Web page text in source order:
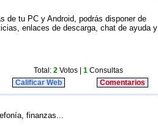
de tu PC y Android, podrás disponer de
enlaces de descarga, chat de ayuda y
Total: 2 Votos | 1 Consultas
Calificar Web Comentarios
finanzas...